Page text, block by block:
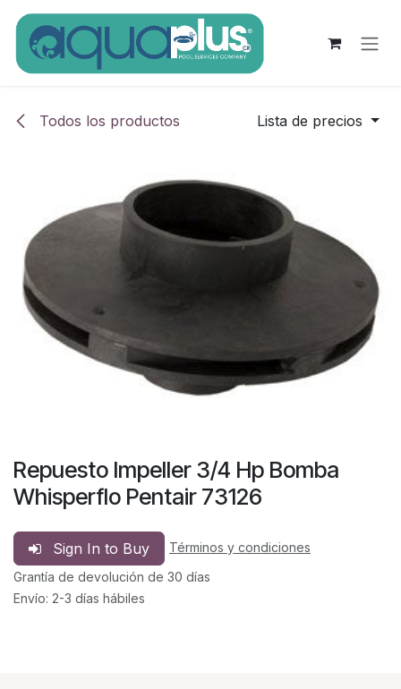
Ir al contenido
Todos los productos Lista de precios
Repuesto Impeller 3/4 Hp Bomba
Whisperflo Pentair 73126
Sign In to Buy
Términos y condiciones
Grantía de devolución de 30 días
Envío: 2-3 días hábiles